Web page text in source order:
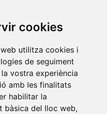
cookies
utilitza cookies i
de seguiment
vostra experiència
amb les finalitats
habilitar la
bàsica del lloc web,
•Universitat d'Alacant
Autònoma de
Barcelona•Universitat